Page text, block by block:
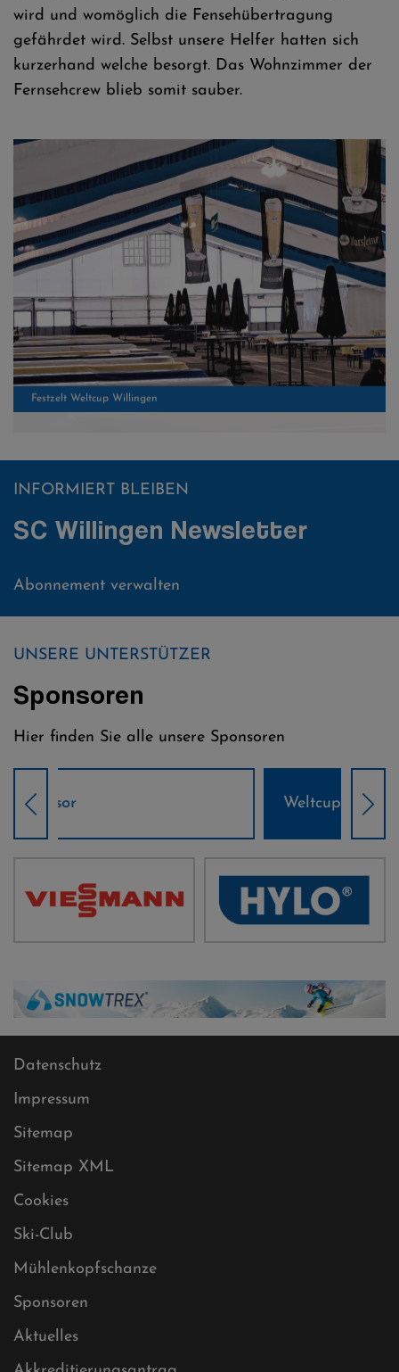
wird und womöglich die Fensehübertragung
gefährdet wird. Selbst unsere Helfer hatten sich
kurzerhand welche besorgt. Das Wohnzimmer der
Fernsehcrew blieb somit sauber.
Festzelt Weltcup Willingen
INFORMIERT BLEIBEN
SC Willingen Newsletter
Abonnement verwalten
UNSERE UNTERSTÜTZER
Sponsoren
Hier finden Sie alle unsere Sponsoren